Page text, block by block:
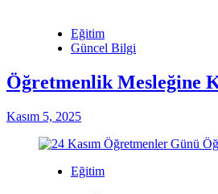
Eğitim
Güncel Bilgi
Öğretmenlik Mesleğine
Kasım 5, 2025
Eğitim